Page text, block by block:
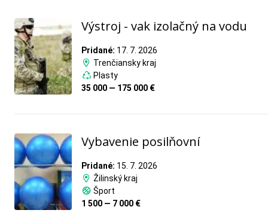
Výstroj - vak izolačný na vodu
Pridané: 17. 7. 2026
Trenčiansky kraj
Plasty
35 000 — 175 000 €
Vybavenie posilňovní
Pridané: 15. 7. 2026
Žilinský kraj
Šport
1 500 — 7 000 €